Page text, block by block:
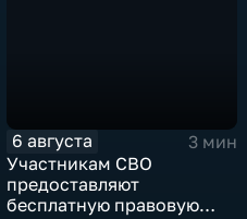
6 августа
3 мин
Участникам СВО
предоставляют
бесплатную правовую